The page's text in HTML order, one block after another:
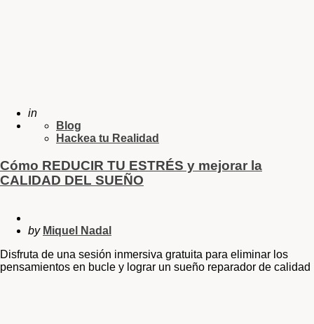
in
Blog
Hackea tu Realidad
Cómo REDUCIR TU ESTRÉS y mejorar la
CALIDAD DEL SUEÑO
by Miquel Nadal
Disfruta de una sesión inmersiva gratuita para eliminar los
pensamientos en bucle y lograr un sueño reparador de calidad